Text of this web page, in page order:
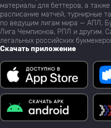
материалы для беттеров, а
расписание матчей, турнирные
по ведущим лигам мира — АПЛ,
Лига Чемпионов, РПЛ и другим.
легальных российских
Скачать приложение